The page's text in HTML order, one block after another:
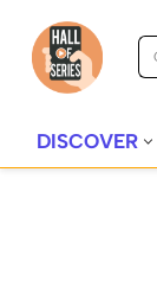
Vai
DISCOVER